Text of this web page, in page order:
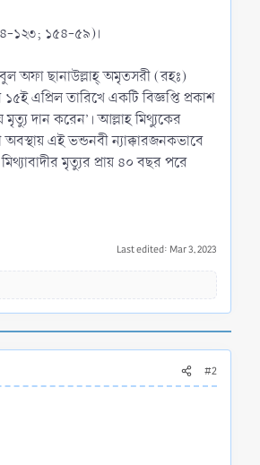
১২৩; ১৫৪-৫৯)।
অফা ছানাউল্লাহ্ অমৃতসরী (রহঃ)
এপ্রিল তারিখে একটি বিজ্ঞপ্তি প্রকাশ
মৃত্যু দান করেন’। আল্লাহ মিথ্যুকের
এই ভন্ডনবী ন্যাক্কারজনকভাবে
মৃত্যুর প্রায় ৪০ বছর পরে
Last edited: Mar 3, 2023
#2